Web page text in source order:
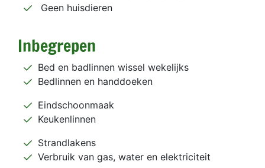
Geen huisdieren
Inbegrepen
Bed en badlinnen wissel wekelijks
Bedlinnen en handdoeken
Eindschoonmaak
Keukenlinnen
Strandlakens
Verbruik van gas, water en elektriciteit